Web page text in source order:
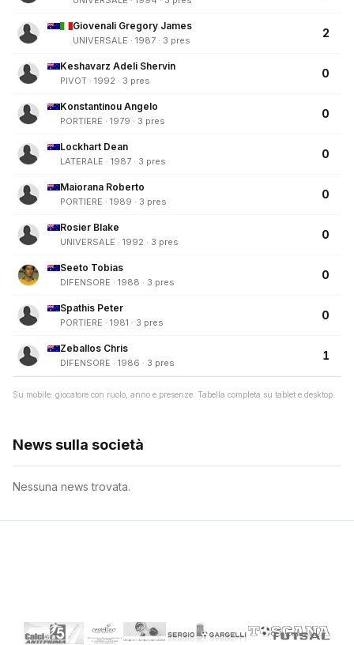
Giovenali Gregory James
UNIVERSALE · 1987 · 3 pres
2
Keshavarz Adeli Shervin
PIVOT · 1992 · 3 pres
0
Konstantinou Angelo
PORTIERE · 1979 · 3 pres
0
Lockhart Dean
LATERALE · 1987 · 3 pres
0
Maiorana Roberto
PORTIERE · 1989 · 3 pres
0
Rosier Blake
UNIVERSALE · 1992 · 3 pres
0
Seeto Tobias
DIFENSORE · 1988 · 3 pres
0
Spathis Peter
PORTIERE · 1981 · 3 pres
0
Zeballos Chris
DIFENSORE · 1986 · 3 pres
1
Su mobile: giocatore con ruolo, anno e presenze. Tabella completa su tablet e desktop.
News sulla società
Nessuna news trovata.